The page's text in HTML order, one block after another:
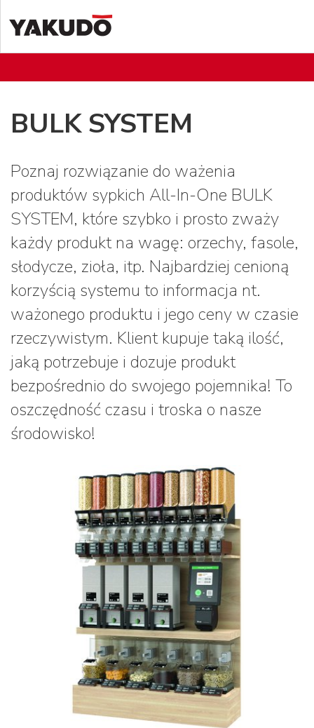
BULK SYSTEM
Poznaj rozwiązanie do ważenia
produktów sypkich All-In-One BULK
SYSTEM, które szybko i prosto zważy
każdy produkt na wagę: orzechy, fasole,
słodycze, zioła, itp. Najbardziej cenioną
korzyścią systemu to informacja nt.
ważonego produktu i jego ceny w czasie
rzeczywistym. Klient kupuje taką ilość,
jaką potrzebuje i dozuje produkt
bezpośrednio do swojego pojemnika! To
oszczędność czasu i troska o nasze
środowisko!